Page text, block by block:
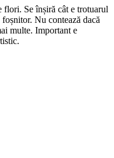
Se înșiră cât e trotuarul
Nu contează dacă
multe. Important e